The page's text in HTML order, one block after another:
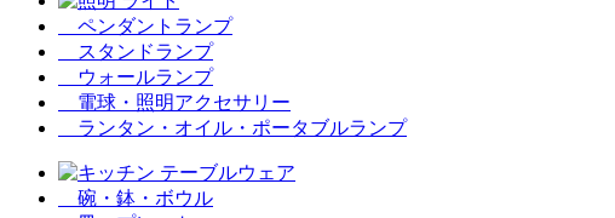
ペンダントランプ
スタンドランプ
ウォールランプ
電球・照明アクセサリー
ランタン・オイル・ポータブルランプ
碗・鉢・ボウル